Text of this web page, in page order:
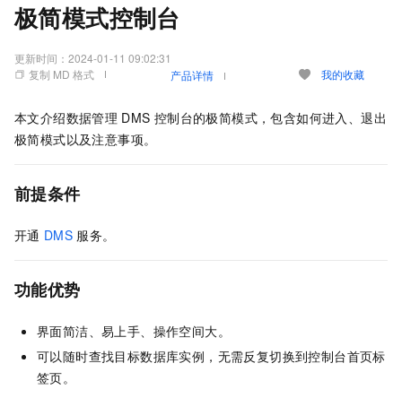
极简模式控制台
更新时间： 2024-01-11 09:02:31
复制 MD 格式
产品详情 我的收藏
本文介绍数据管理 DMS 控制台的极简模式，包含如何进入、退出
极简模式以及注意事项。
前提条件
开通 DMS 服务。
功能优势
界面简洁、易上手、操作空间大。
可以随时查找目标数据库实例，无需反复切换到控制台首页标
签页。